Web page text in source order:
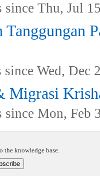
since Thu, Jul
Tanggungan
Wed, Dec
Migrasi
Mon, Feb
the knowledge base.